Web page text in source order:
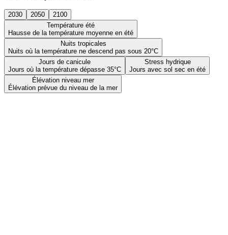
2030 2050
2100
Température été
Hausse de la température moyenne en été
Nuits tropicales
Nuits où la température ne descend pas sous 20°C
Jours de canicule
Jours où la température dépasse 35°C
Stress hydrique
Jours avec sol sec en été
Élévation niveau mer
Élévation prévue du niveau de la mer